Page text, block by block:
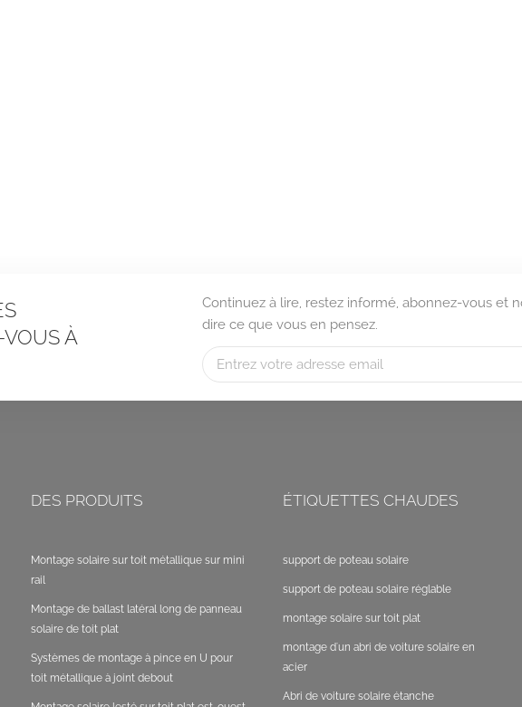
À
Continuez à lire, restez informé, abonnez-vous et
dire ce que vous en pensez.
DES PRODUITS
Montage solaire sur toit métallique sur mini
rail
Montage de ballast latéral long de panneau
solaire de toit plat
Systèmes de montage à pince en U pour
toit métallique à joint debout
ÉTIQUETTES CHAUDES
support de poteau solaire
support de poteau solaire réglable
montage solaire sur toit plat
montage d'un abri de voiture solaire en
acier
Abri de voiture solaire étanche